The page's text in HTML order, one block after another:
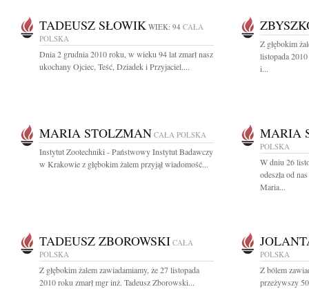
TADEUSZ SŁOWIK WIEK: 94 CAŁA
POLSKA
Dnia 2 grudnia 2010 roku, w wieku 94 lat zmarł nasz
ukochany Ojciec, Teść, Dziadek i Przyjaciel....
Z głębokim
listopada
i...
MARIA STOLZMAN CAŁA POLSKA
Instytut Zootechniki - Państwowy Instytut Badawczy
w Krakowie z głębokim żalem przyjął wiadomość...
MARIA
POLSKA
W dniu 26
odeszła od
Maria...
TADEUSZ ZBOROWSKI CAŁA
POLSKA
Z głębokim żalem zawiadamiamy, że 27 listopada
2010 roku zmarł mgr inż. Tadeusz Zborowski...
POLSKA
Z bólem
przeżywszy